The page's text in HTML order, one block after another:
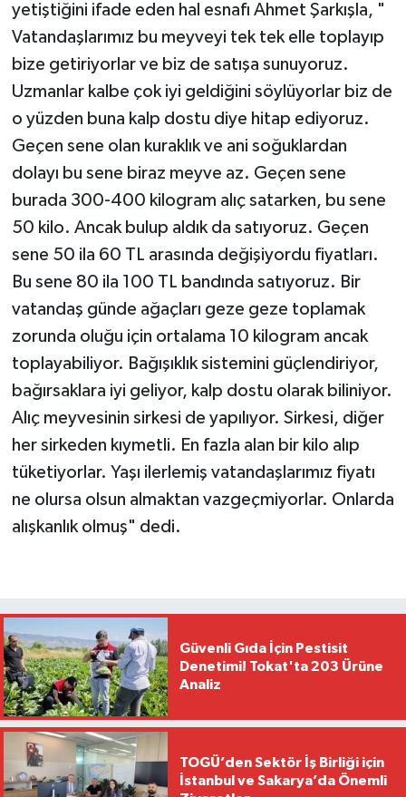
yetiştiğini ifade eden hal esnafı Ahmet Şarkışla, "
Vatandaşlarımız bu meyveyi tek tek elle toplayıp
bize getiriyorlar ve biz de satışa sunuyoruz.
Uzmanlar kalbe çok iyi geldiğini söylüyorlar biz de
o yüzden buna kalp dostu diye hitap ediyoruz.
Geçen sene olan kuraklık ve ani soğuklardan
dolayı bu sene biraz meyve az. Geçen sene
burada 300-400 kilogram alıç satarken, bu sene
50 kilo. Ancak bulup aldık da satıyoruz. Geçen
sene 50 ila 60 TL arasında değişiyordu fiyatları.
Bu sene 80 ila 100 TL bandında satıyoruz. Bir
vatandaş günde ağaçları geze geze toplamak
zorunda oluğu için ortalama 10 kilogram ancak
toplayabiliyor. Bağışıklık sistemini güçlendiriyor,
bağırsaklara iyi geliyor, kalp dostu olarak biliniyor.
Alıç meyvesinin sirkesi de yapılıyor. Sirkesi, diğer
her sirkeden kıymetli. En fazla alan bir kilo alıp
tüketiyorlar. Yaşı ilerlemiş vatandaşlarımız fiyatı
ne olursa olsun almaktan vazgeçmiyorlar. Onlarda
alışkanlık olmuş" dedi.
Güvenli Gıda İçin Pestisit
Denetimi! Tokat'ta 203 Ürüne
Analiz
TOGÜ’den Sektör İş Birliği için
İstanbul ve Sakarya’da Önemli